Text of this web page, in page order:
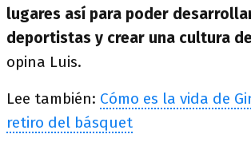
lugares así para poder
deportistas y crear una cultura
opina Luis.
Lee también: Cómo es la vida de
retiro del básquet